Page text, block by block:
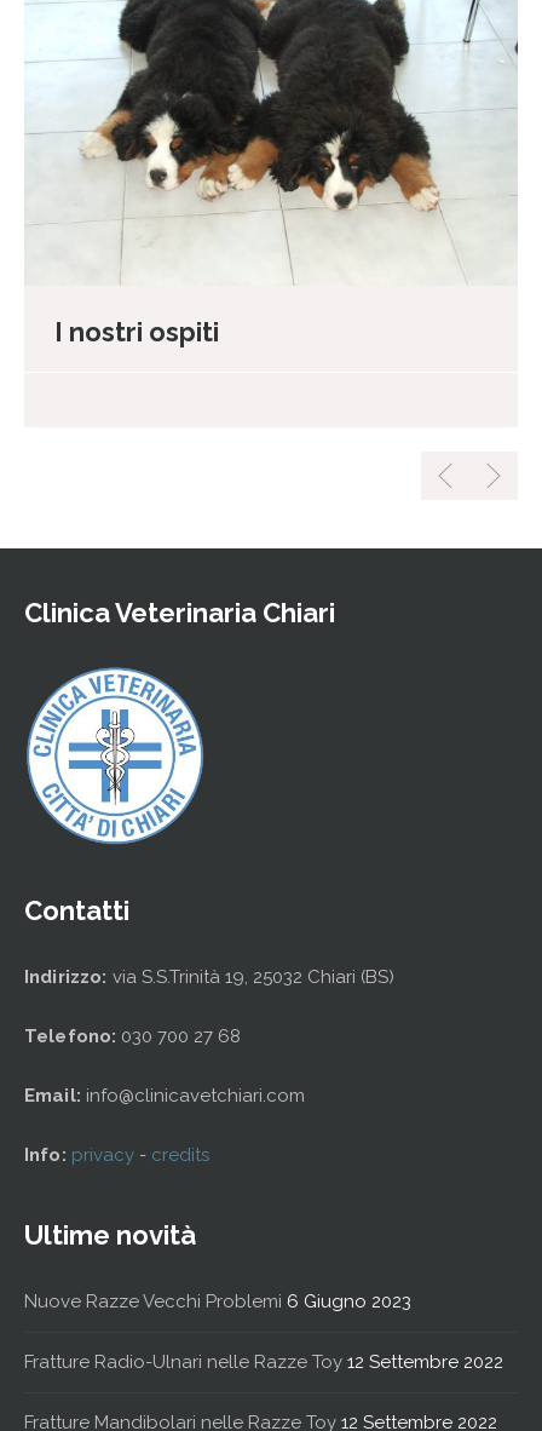
I nostri ospiti
Clinica Veterinaria Chiari
Contatti
Indirizzo: via S.S.Trinità 19, 25032 Chiari (BS)
Telefono: 030 700 27 68
Email: info@clinicavetchiari.com
Info: privacy - credits
Ultime novità
Nuove Razze Vecchi Problemi 6 Giugno 2023
Fratture Radio-Ulnari nelle Razze Toy 12 Settembre 2022
Fratture Mandibolari nelle Razze Toy 12 Settembre 2022